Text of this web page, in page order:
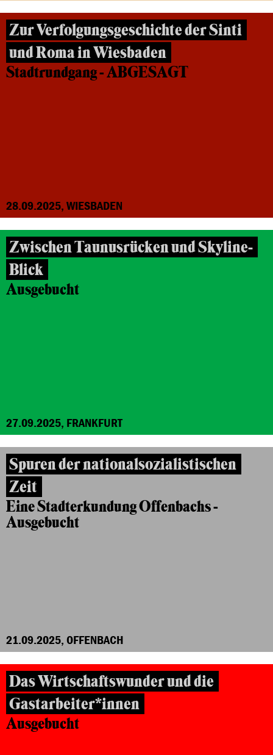
Zur Verfolgungsgeschichte der Sinti
und Roma in Wiesbaden
Stadtrundgang - ABGESAGT
28.09.2025, WIESBADEN
Zwischen Taunusrücken und Skyline-
Blick
Ausgebucht
27.09.2025, FRANKFURT
Spuren der nationalsozialistischen
Zeit
Eine Stadterkundung Offenbachs -
Ausgebucht
21.09.2025, OFFENBACH
Das Wirtschaftswunder und die
Gastarbeiter*innen
Ausgebucht